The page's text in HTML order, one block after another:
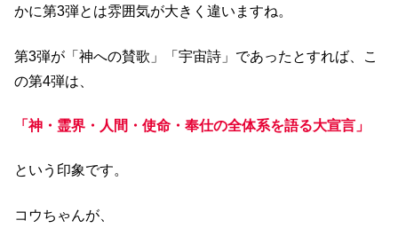
かに第3弾とは雰囲気が大きく違いますね。
第3弾が「神への賛歌」「宇宙詩」であったとすれば、こ
の第4弾は、
「神・霊界・人間・使命・奉仕の全体系を語る大宣言」
という印象です。
コウちゃんが、